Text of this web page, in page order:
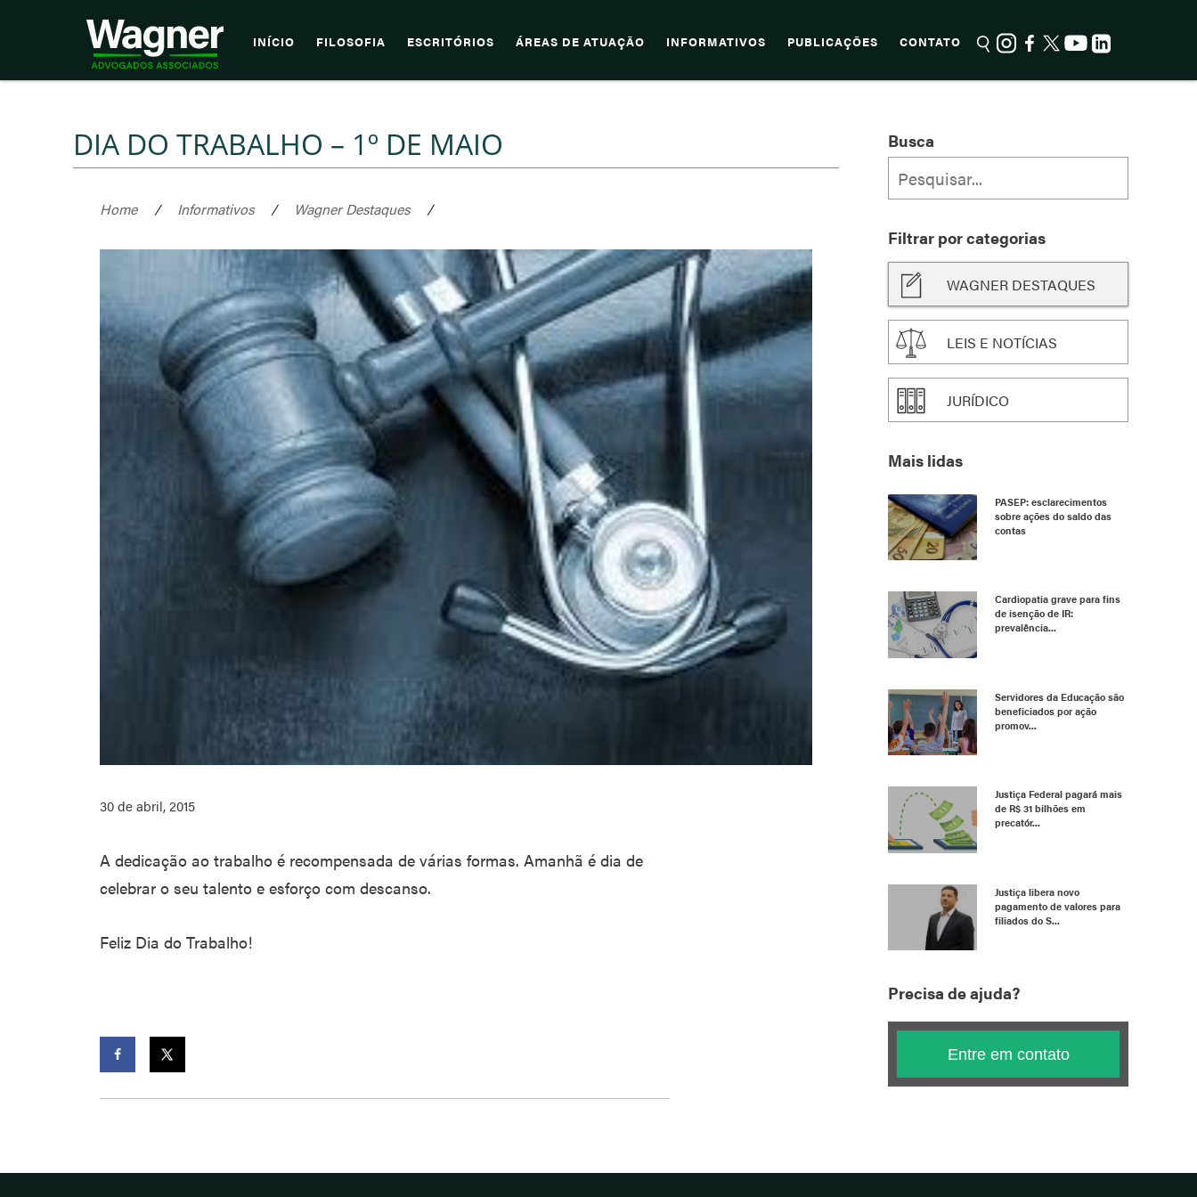
INÍCIO FILOSOFIA ESCRITÓRIOS ÁREAS DE ATUAÇÃO INFORMATIVOS PUBLICAÇÕES CONTATO
DIA DO TRABALHO – 1º DE MAIO
Home / Informativos / Wagner Destaques /
30 de abril, 2015
A dedicação ao trabalho é recompensada de várias formas. Amanhã é dia de
celebrar o seu talento e esforço com descanso.
Feliz Dia do Trabalho!
Busca
Filtrar por categorias
WAGNER DESTAQUES
LEIS E NOTÍCIAS
JURÍDICO
Mais lidas
PASEP: esclarecimentos
sobre ações do saldo das
contas
Cardiopatia grave para fins
de isenção de IR:
prevalência...
Servidores da Educação são
beneficiados por ação
promov...
Justiça Federal pagará mais
de R$ 31 bilhões em
precatór...
Justiça libera novo
pagamento de valores para
filiados do S...
Precisa de ajuda?
Entre em contato